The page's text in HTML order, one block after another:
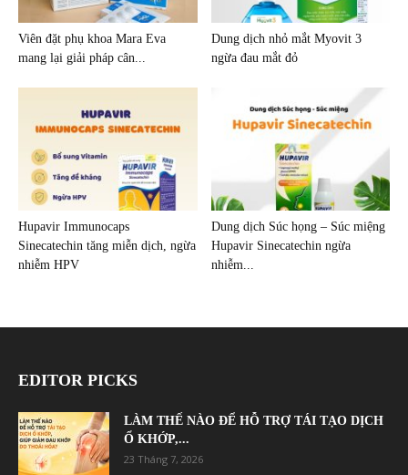
Viên đặt phụ khoa Mara Eva
mang lại giải pháp cân...
Dung dịch nhỏ mắt Myovit 3
ngừa đau mắt đỏ
Hupavir Immunocaps
Sinecatechin tăng miễn dịch, ngừa
nhiễm HPV
Dung dịch Súc họng – Súc miệng
Hupavir Sinecatechin ngừa
nhiễm...
EDITOR PICKS
LÀM THẾ NÀO ĐỂ HỖ TRỢ TÁI TẠO DỊCH
Ổ KHỚP,...
23 Tháng 7, 2026